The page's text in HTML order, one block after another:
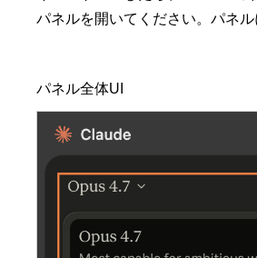
パネルを開いてください。パネ